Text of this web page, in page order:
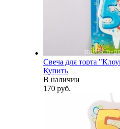
Свеча для торта
Купить
В наличии
170 руб.